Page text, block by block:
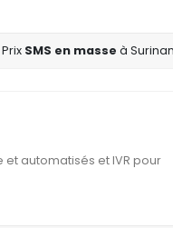
Prix SMS en masseà
automatisés et IVR pour